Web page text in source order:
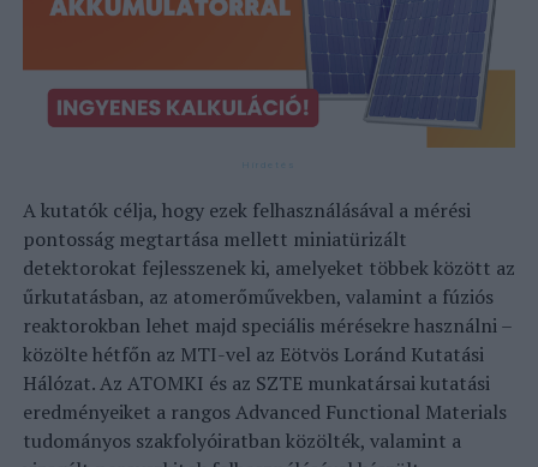
A kutatók célja, hogy ezek felhasználásával a mérési
pontosság megtartása mellett miniatürizált
detektorokat fejlesszenek ki, amelyeket többek között az
űrkutatásban, az atomerőművekben, valamint a fúziós
reaktorokban lehet majd speciális mérésekre használni –
közölte hétfőn az MTI-vel az Eötvös Loránd Kutatási
Hálózat.Az ATOMKI és az SZTE munkatársai kutatási
eredményeiket a rangos Advanced Functional Materials
tudományos szakfolyóiratban közölték, valamint a